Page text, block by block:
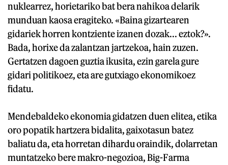
nuklearrez, horietariko bat bera nahikoa delarik
munduan kaosa eragiteko. «Baina gizartearen
gidariek horren kontziente izanen dozak... eztok?».
Bada, horixe da zalantzan jartzekoa, hain zuzen.
Gertatzen dagoen guztia ikusita, ezin garela gure
gidari politikoez, eta are gutxiago ekonomikoez
fidatu.
Mendebaldeko ekonomia gidatzen duen elitea, etika
oro popatik hartzera bidalita, gaixotasun batez
baliatu da, eta horretan dihardu oraindik, dolarretan
muntatzeko bere makro-negozioa, Big-Farma